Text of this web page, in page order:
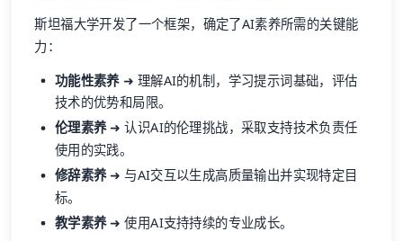
斯坦福大学开发了一个框架，确定了AI素养所需的关键能
力：
功能性素养➜ 理解AI的机制，学习提示词基础，评估
技术的优势和局限。
伦理素养➜ 认识AI的伦理挑战，采取支持技术负责任
使用的实践。
修辞素养➜ 与AI交互以生成高质量输出并实现特定目
标。
教学素养➜ 使用AI支持持续的专业成长。